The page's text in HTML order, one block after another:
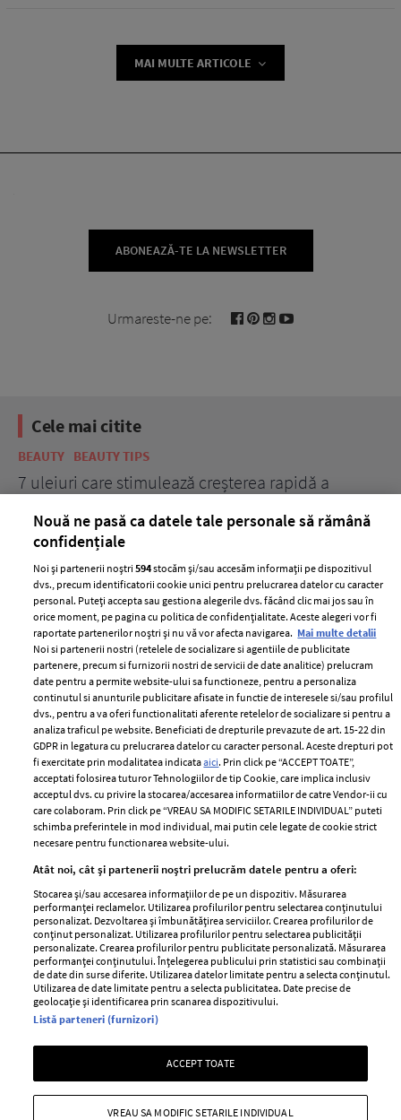
MAI MULTE ARTICOLE
ABONEAZĂ-TE LA NEWSLETTER
Urmareste-ne pe:
Cele mai citite
BEAUTY BEAUTY TIPS
7 uleiuri care stimulează creșterea rapidă a
ELLE Style Awards
2024
Despre ELLE
Romania
Contact
Abonamente
Termeni si conditii
Politica de
confidențialitate
Politica de cookies
Publicitate
GSP
Unica
Baby
Retete
femei
Viva
Avantaje
Retete practice
Pariază responsabil! Decizia ONJN nr. 821/25.09.2025.
Jocurile de noroc sunt interzise minorilor.
Copyright © 2026 Ringier Romania SRL
Nouă ne pasă ca datele tale personale să rămână
confidențiale
Noi și partenerii noștri594stocăm și/sau accesăm informații pe dispozitivul
dvs., precum identificatorii cookie unici pentru prelucrarea datelor cu caracter
personal. Puteți accepta sau gestiona alegerile dvs. făcând clic mai jos sau în
orice moment, pe pagina cu politica de confidențialitate. Aceste alegeri vor fi
raportate partenerilor noștri și nu vă vor afecta navigarea. Mai multe detalii
Noi si partenerii nostri (retelele de socializare si agentiile de publicitate
partenere, precum si furnizorii nostri de servicii de date analitice) prelucram
date pentru a permite website-ului sa functioneze, pentru a personaliza
continutul si anunturile publicitare afisate in functie de interesele si/sau profilul
dvs., pentru a va oferi functionalitati aferente retelelor de socializare si pentru a
analiza traficul pe website. Beneficiati de drepturile prevazute de art. 15-22 din
GDPR in legatura cu prelucrarea datelor cu caracter personal. Aceste drepturi pot
fi exercitate prin modalitatea indicataaici. Prin click pe “ACCEPT TOATE”,
acceptati folosirea tuturor Tehnologiilor de tip Cookie, care implica inclusiv
acceptul dvs. cu privire la stocarea/accesarea informatiilor de catre Vendor-ii cu
care colaboram. Prin click pe “VREAU SA MODIFIC SETARILE INDIVIDUAL” puteti
schimba preferintele in mod individual, mai putin cele legate de cookie strict
necesare pentru functionarea website-ului.
Atât noi, cât și partenerii noștri prelucrăm datele pentru a oferi:
Stocarea și/sau accesarea informațiilor de pe un dispozitiv. Măsurarea
performanței reclamelor. Utilizarea profilurilor pentru selectarea conținutului
personalizat. Dezvoltarea și îmbunătățirea serviciilor. Crearea profilurilor de
conținut personalizat. Utilizarea profilurilor pentru selectarea publicității
personalizate. Crearea profilurilor pentru publicitate personalizată. Măsurarea
performanței conținutului. Înțelegerea publicului prin statistici sau combinații
de date din surse diferite. Utilizarea datelor limitate pentru a selecta conținutul.
Utilizarea de date limitate pentru a selecta publicitatea. Date precise de
geolocație și identificarea prin scanarea dispozitivului.
Listă parteneri (furnizori)
ACCEPT TOATE
VREAU SA MODIFIC SETARILE INDIVIDUAL